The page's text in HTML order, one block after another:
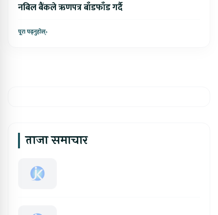
नबिल बैंकले ऋणपत्र बाँडफाँड गर्दै
पूरा पढ्नुहोस्›
ताजा समाचार